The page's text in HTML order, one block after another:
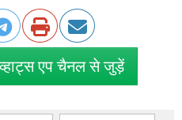
एप चैनल से जुड़ें